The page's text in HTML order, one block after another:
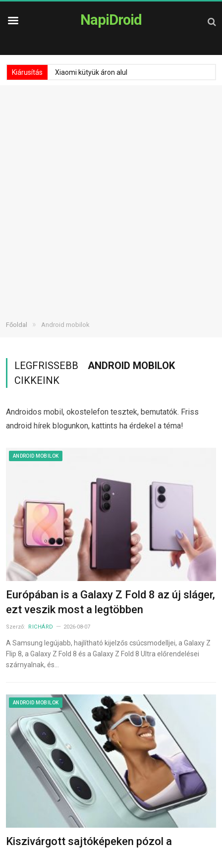
NapiDroid
Kiárusítás Xiaomi kütyük áron alul
Főoldal » Android mobilok
LEGFRISSEBB
ANDROID MOBILOK
CIKKEINK
Androidos mobil, okostelefon tesztek, bemutatók. Friss
android hírek blogunkon, kattints ha érdekel a téma!
ANDROID MOBILOK
Európában is a Galaxy Z Fold 8 az új sláger,
ezt veszik most a legtöbben
Szerző: RICHÁRD 2026-08-07
A Samsung legújabb, hajlítható kijelzős csúcsmodelljei, a Galaxy Z
Flip 8, a Galaxy Z Fold 8 és a Galaxy Z Fold 8 Ultra előrendelései
szárnyalnak, és…
ANDROID MOBILOK
Kiszivárgott sajtóképeken pózol a